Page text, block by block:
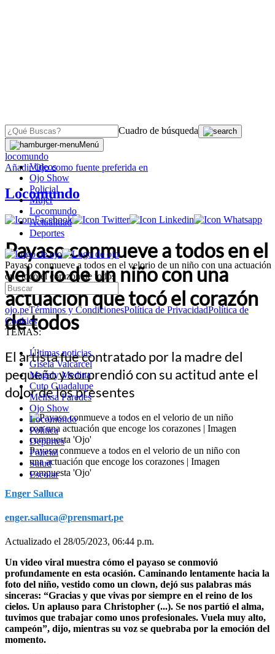
Cuadro de búsqueda
Menú
Videos
Ojo Show
Policial
Mujer
Locomundo
Actualidad
Deportes
Payaso conmueve a todos en el velorio de un niño con una actuación
que tocó el corazón de todos
ojo.peTérminos y CondicionesPolítica de PrivacidadPolítica de
Cookies
TEMAS:
Últimas noticias
Gisela Valcarcel
Magaly Medina
Cuto Guadalupe
Melissa Paredes
Ojo Show
Locomundo
Política
Deportes
Policial
Salud
Escolar
OJO
locomundo
AñadirOjocomo fuente preferida en
Locomundo
Payaso conmueve a todos en el
velorio de un niño con una
actuación que tocó el corazón
de todos
El artista fue contratado por la madre del
pequeño y sorprendió con su actitud ante el
dolor de los presentes
Payaso conmueve a todos en el velorio de un niño con
una actuación que encoge los corazones | Imagen
compuesta 'Ojo'
Enger Salluca
enger.salluca@prensmart.pe
Actualizado el 28/05/2023, 06:44 p.m.
Un video viral muestra cómo el payaso se conmovió
profundamente en esta ocasión. Caminando lentamente hacia la
foto del niño, vestido como un clown, dejó sus palabras más
sinceras: “Gracias y que vivas por siempre en el reino de los
cielos. Un aplauso para Christopher (...). Se nos partió el alma,
tuvimos que trabajar como unos profesionales. Vuela muy alto,
campeón”, dijo, mientras su voz se quebraba por la emoción del
momento.